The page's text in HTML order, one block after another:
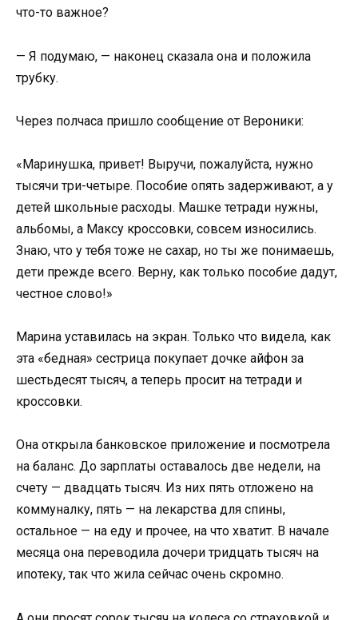
что-то важное?
— Я подумаю, — наконец сказала она и положила
трубку.
Через полчаса пришло сообщение от Вероники:
«Маринушка, привет! Выручи, пожалуйста, нужно
тысячи три-четыре. Пособие опять задерживают, а у
детей школьные расходы. Машке тетради нужны,
альбомы, а Максу кроссовки, совсем износились.
Знаю, что у тебя тоже не сахар, но ты же понимаешь,
дети прежде всего. Верну, как только пособие дадут,
честное слово!»
Марина уставилась на экран. Только что видела, как
эта «бедная» сестрица покупает дочке айфон за
шестьдесят тысяч, а теперь просит на тетради и
кроссовки.
Она открыла банковское приложение и посмотрела
на баланс. До зарплаты оставалось две недели, на
счету — двадцать тысяч. Из них пять отложено на
коммуналку, пять — на лекарства для спины,
остальное — на еду и прочее, на что хватит. В начале
месяца она переводила дочери тридцать тысяч на
ипотеку, так что жила сейчас очень скромно.